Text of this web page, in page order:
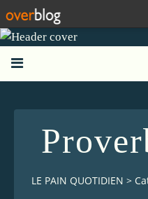
LE PAIN QUOTIDIEN >